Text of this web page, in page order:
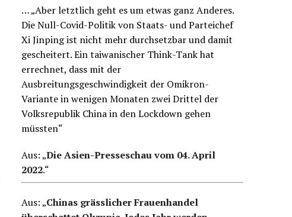
… „Aber letztlich geht es um etwas ganz Anderes.
Die Null-Covid-Politik von Staats- und Parteichef
Xi Jinping ist nicht mehr durchsetzbar und damit
gescheitert. Ein taiwanischer Think-Tank hat
errechnet, dass mit der
Ausbreitungsgeschwindigkeit der Omikron-
Variante in wenigen Monaten zwei Drittel der
Volksrepublik China in den Lockdown gehen
müssten“
Aus: „Die Asien-Presseschau vom 04. April
2022.“
Aus: „Chinas grässlicher Frauenhandel